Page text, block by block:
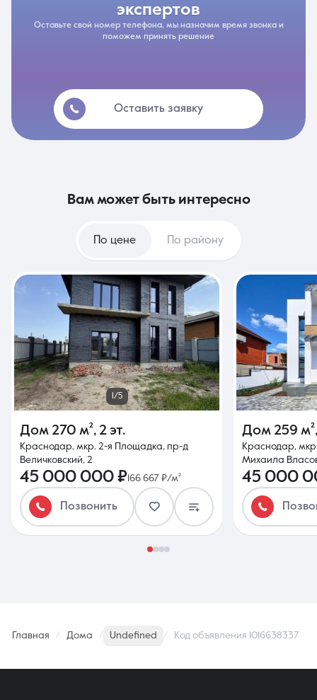
экспертов
Оставьте свой номер телефона, мы назначим время звонка и
поможем принять решение
Оставить заявку
вам может быть интересно
По цене По району
1/5
Дом 270 м², 2 эт.
Краснодар, мкр. 2-я Площадка, пр-д
Величковский, 2
45 000 000 ₽166 667 ₽/м²
Позвонить
Дом 259 м²
Краснодар,
Михаила
45 000
Главная Дома Undefined Код объявления 1016638337